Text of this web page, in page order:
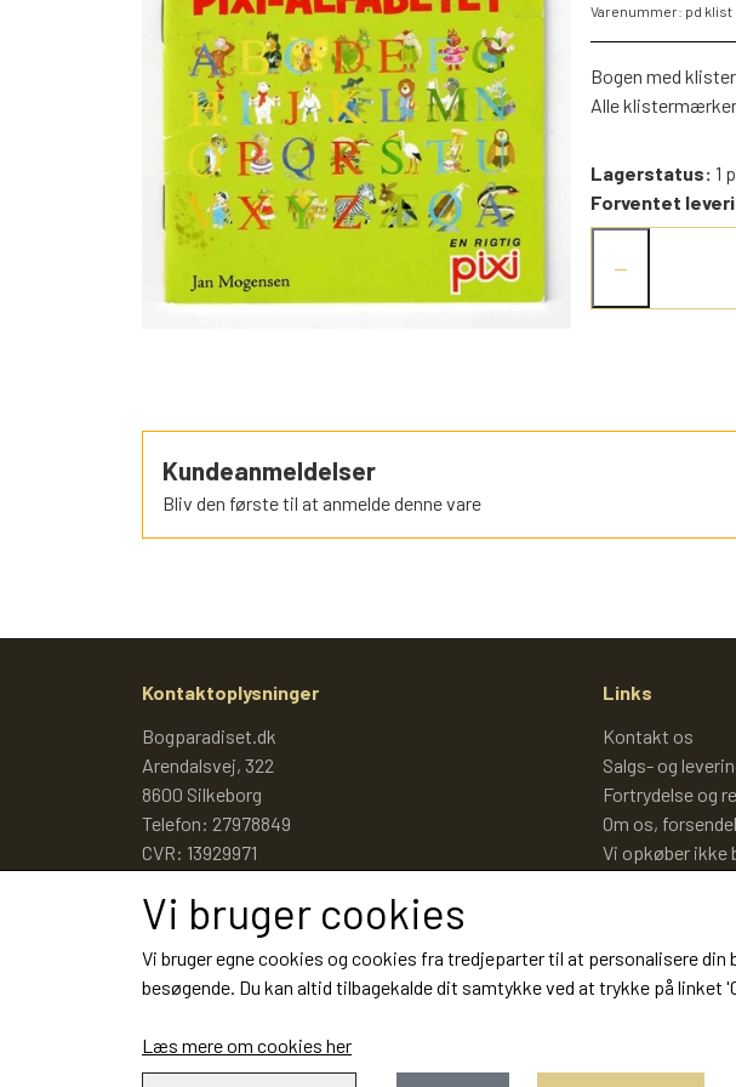
SORTEPER
ÆSELSPIL
ALLE DE ANDRE SPIL
PEZ
SMÅ
NYHEDER
Varenummer: pd klist
Bogen med
Alle
Lagerstatus: 1
Forventet
−
Kundeanmeldelser
Bliv den første til at anmelde denne vare
Kontaktoplysninger
Bogparadiset.dk
Arendalsvej, 322
8600 Silkeborg
Telefon: 27978849
CVR: 13929971
Links
Kontakt os
Salgs- og
Fortrydelse og
Om os,
Vi opkøber ikke
Vi bruger cookies
Vi bruger egne cookies og cookies fra tredjeparter til at personalisere
besøgende. Du kan altid tilbagekalde dit samtykke ved at trykke på linket
Læs mere om cookies her